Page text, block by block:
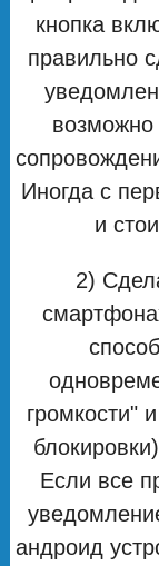
кнопка
правильно
Иногда с
и
2)
громкости"
Если все
андроид